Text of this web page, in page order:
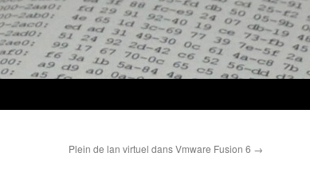
Plein de lan virtuel dans Vmware Fusion 6 →